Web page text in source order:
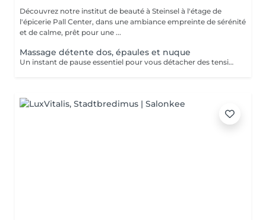
Découvrez notre institut de beauté à Steinsel à l'étage de
l'épicerie Pall Center, dans une ambiance empreinte de sérénité
et de calme, prêt pour une ...
Massage détente dos, épaules et nuque
Un instant de pause essentiel pour vous détacher des tensions accumulées. Huile chaude aromatique.